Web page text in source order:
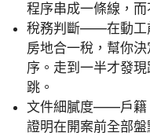
程序串成一條線，
稅務判斷——在動工
房地合一稅，幫你
序。走到一半才發
跳。
文件細膩度——戶籍
證明在開案前全部